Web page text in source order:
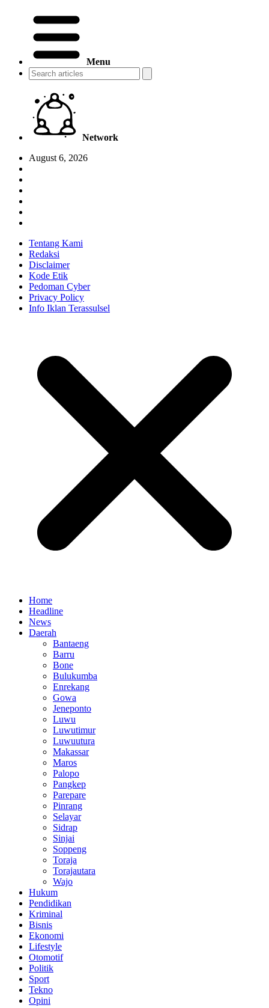
Menu
Network
August 6, 2026
Tentang Kami
Redaksi
Disclaimer
Kode Etik
Pedoman Cyber
Privacy Policy
Info Iklan Terassulsel
Home
Headline
News
Daerah
Bantaeng
Barru
Bone
Bulukumba
Enrekang
Gowa
Jeneponto
Luwu
Luwutimur
Luwuutura
Makassar
Maros
Palopo
Pangkep
Parepare
Pinrang
Selayar
Sidrap
Sinjai
Soppeng
Toraja
Torajautara
Wajo
Hukum
Pendidikan
Kriminal
Bisnis
Ekonomi
Lifestyle
Otomotif
Politik
Sport
Tekno
Opini